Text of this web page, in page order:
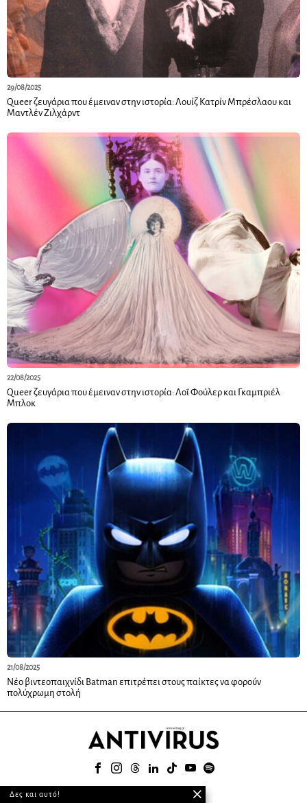
29/08/2025
Queer ζευγάρια που έμειναν στην ιστορία: Λουίζ Κατρίν Μπρέσλαου και
Μαντλέν Ζιλχάρντ
22/08/2025
Queer ζευγάρια που έμειναν στην ιστορία: Λοΐ Φούλερ και Γκαμπριέλ
Μπλοκ
21/08/2025
Νέο βιντεοπαιχνίδι Batman επιτρέπει στους παίκτες να φορούν
πολύχρωμη στολή
Δες και αυτό!